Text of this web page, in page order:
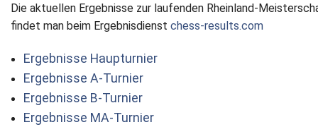
Die aktuellen Ergebnisse zur laufenden Rheinland-
findet man beim Ergebnisdienst chess-results.com
Ergebnisse Haupturnier
Ergebnisse A-Turnier
Ergebnisse B-Turnier
Ergebnisse MA-Turnier